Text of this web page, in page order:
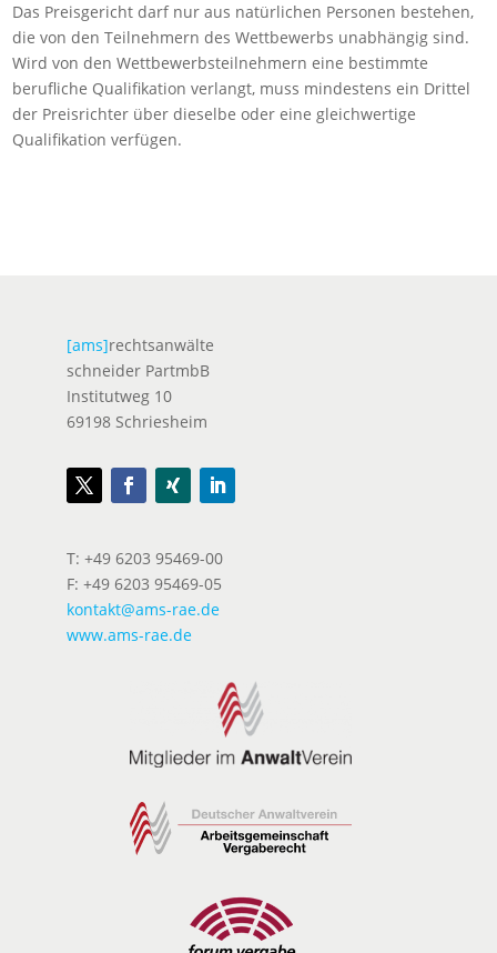
Das Preisgericht darf nur aus natürlichen Personen bestehen,
die von den Teilnehmern des Wettbewerbs unabhängig sind.
Wird von den Wettbewerbsteilnehmern eine bestimmte
berufliche Qualifikation verlangt, muss mindestens ein Drittel
der Preisrichter über dieselbe oder eine gleichwertige
Qualifikation verfügen.
[ams]rechtsanwälte
schneider PartmbB
Institutweg 10
69198 Schriesheim
T: +49 6203 95469-00
F: +49 6203 95469-05
kontakt@ams-rae.de
www.ams-rae.de